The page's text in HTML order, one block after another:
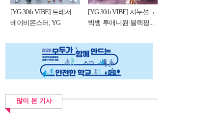
[YG 30th VIBE] 트레저·
베이비몬스터, YG
[YG 30th VIBE] 지누션→
빅뱅·투애니원·블랙핑...
많이 본 기사